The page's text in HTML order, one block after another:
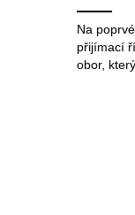
Na
přijímací
obor,